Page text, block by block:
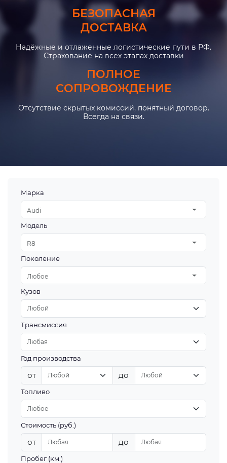
БЕЗОПАСНАЯ
ДОСТАВКА
Надёжные и отлаженные логистические пути в РФ.
Страхование на всех этапах доставки
ПОЛНОЕ
СОПРОВОЖДЕНИЕ
Отсутствие скрытых комиссий, понятный договор.
Всегда на связи.
Марка
Audi
Модель
R8
Поколение
Любое
Кузов
Трансмиссия
Год производства
от до
Топливо
Стоимость (руб.)
от до
Пробег (км.)